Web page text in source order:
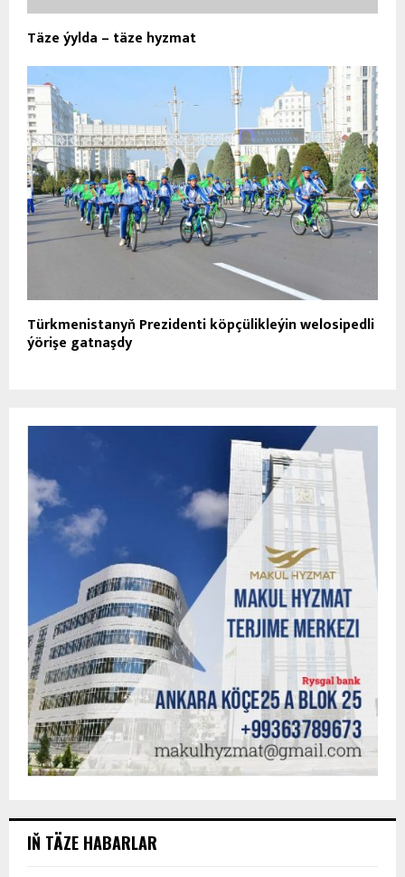
Täze ýylda – täze hyzmat
Türkmenistanyň Prezidenti köpçülikleýin welosipedli
ýörişe gatnaşdy
IŇ TÄZE HABARLAR